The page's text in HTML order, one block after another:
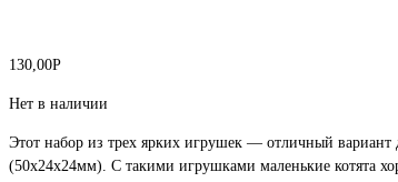
130,00Р
Нет в наличии
Этот набор из трех ярких игрушек — отличный
(50х24х24мм). С такими игрушками маленькие котята